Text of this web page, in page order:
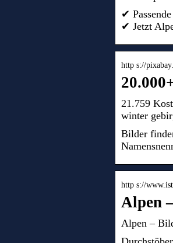
✔
✔ Jetzt
http s://
21.759
winter
Bilder
http s://
Alpen
Alpen –